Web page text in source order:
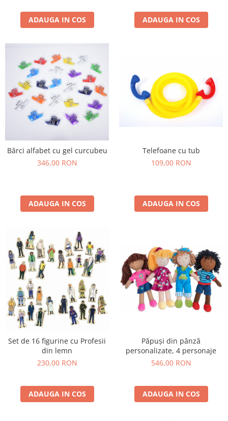
ADAUGA IN COS ADAUGA IN COS
Bărci alfabet cu gel curcubeu
346,00 RON
ADAUGA IN COS
Telefoane cu tub
109,00 RON
ADAUGA IN COS
Set de 16 figurine cu Profesii
din lemn
230,00 RON
ADAUGA IN COS
Păpuși din pânză
personalizate, 4 personaje
546,00 RON
ADAUGA IN COS